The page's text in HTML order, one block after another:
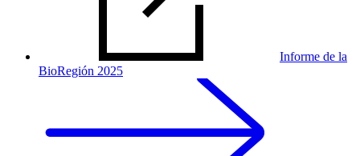
Informe de la
BioRegión 2025